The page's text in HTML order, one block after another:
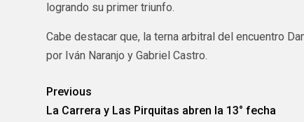
logrando su primer triunfo.
Cabe destacar que, la terna arbitral del encuentro
por Iván Naranjo y Gabriel Castro.
Previous
La Carrera y Las Pirquitas abren la 13° fecha